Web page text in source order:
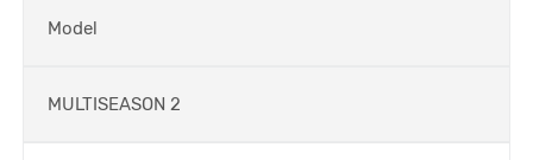
Model
MULTISEASON 2